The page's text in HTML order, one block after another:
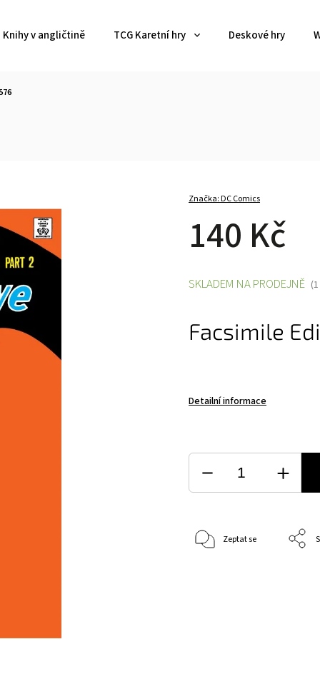
Knihy v angličtině TCG Karetní hry Deskové hry
Značka:DC Comics
140 Kč
Facsimile
Detailní informace
SKLADEM NA PRODEJNĚ
Zeptat se